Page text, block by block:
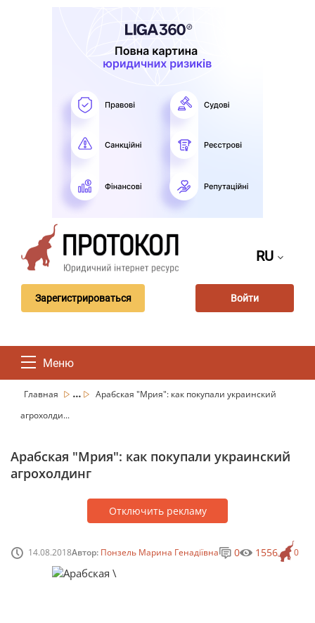
RU
Зарегистрироваться Войти
Меню
Главная ...
Арабская "Мрия": как покупали украинский
агрохолди...
Арабская "Мрия": как покупали украинский
агрохолдинг
Отключить рекламу
14.08.2018Автор: Понзель Марина Генадіївна 0
0 1556